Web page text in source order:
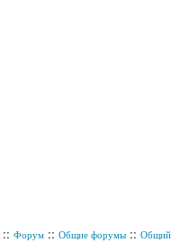
:: Форум :: Общие форумы :: Общий